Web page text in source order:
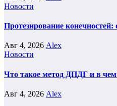
Новости
Протезирование
Авг 4, 2026 Alex
Новости
Что такое метод ДПДГ и в
Авг 4, 2026 Alex